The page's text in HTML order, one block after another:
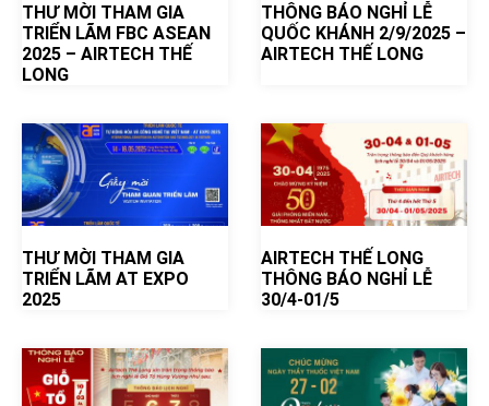
THƯ MỜI THAM GIA
TRIỂN LÃM FBC ASEAN
2025 – AIRTECH THẾ
LONG
THÔNG BÁO NGHỈ LỄ
QUỐC KHÁNH 2/9/2025 –
AIRTECH THẾ LONG
THƯ MỜI THAM GIA
TRIỂN LÃM AT EXPO
2025
AIRTECH THẾ LONG
THÔNG BÁO NGHỈ LỄ
30/4-01/5